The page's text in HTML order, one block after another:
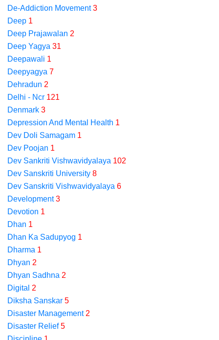
De-Addiction Movement 3
Deep 1
Deep Prajawalan 2
Deep Yagya 31
Deepawali 1
Deepyagya 7
Dehradun 2
Delhi - Ncr 121
Denmark 3
Depression And Mental Health 1
Dev Doli Samagam 1
Dev Poojan 1
Dev Sankriti Vishwavidyalaya 102
Dev Sanskriti University 8
Dev Sanskriti Vishwavidyalaya 6
Development 3
Devotion 1
Dhan 1
Dhan Ka Sadupyog 1
Dharma 1
Dhyan 2
Dhyan Sadhna 2
Digital 2
Diksha Sanskar 5
Disaster Management 2
Disaster Relief 5